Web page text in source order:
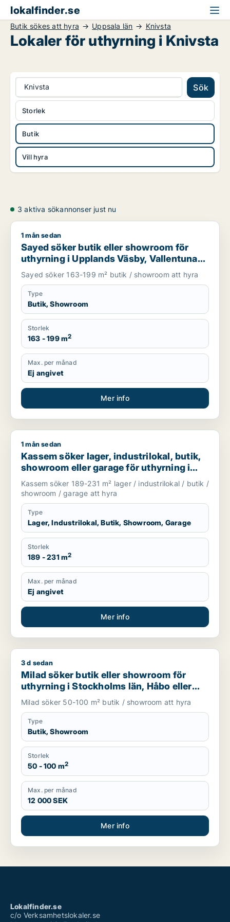
lokalfinder.se
Butik sökes att hyra Uppsala län Knivsta
Lokaler för uthyrning i Knivsta
Knivsta Sök
Butik
Vill hyra
Storlek
3 aktiva sökannonser just nu
Sayed söker butik eller showroom för uthyrning i Upplands
1 mån sedan
Sayed söker butik eller showroom för
uthyrning i Upplands Väsby, Vallentuna
eller Upplands-Bro m.fl.
Sayed söker 163-199 m² butik / showroom att hyra
Type
Butik, Showroom
Storlek
163 - 199 m2
Max. per månad
Ej angivet
Mer info
Kassem söker lager, industrilokal, butik, showroom eller
1 mån sedan
Kassem söker lager, industrilokal, butik,
showroom eller garage för uthyrning i
Upplands Väsby, Vallentuna eller
Upplands-Bro m.fl.
Kassem söker 189-231 m² lager / industrilokal / butik /
showroom / garage att hyra
Type
Lager, Industrilokal, Butik, Showroom, Garage
Storlek
189 - 231 m2
Max. per månad
Ej angivet
Mer info
Milad söker butik eller showroom för uthyrning i Stockholms
3 d sedan
Milad söker butik eller showroom för
uthyrning i Stockholms län, Håbo eller
Knivsta
Milad söker 50-100 m² butik / showroom att hyra
Type
Butik, Showroom
Storlek
50 - 100 m2
Max. per månad
12 000 SEK
Mer info
Lokalfinder.se
c/o Verksamhetslokaler.se